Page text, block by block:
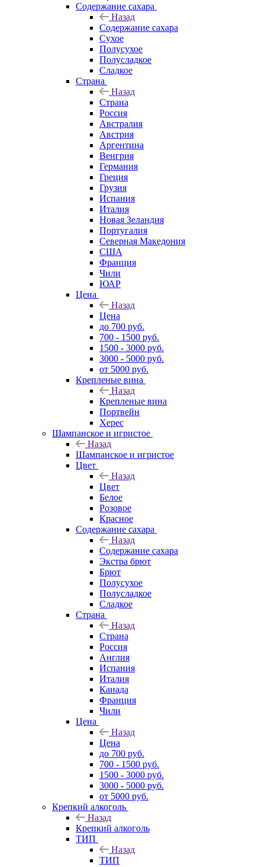
Содержание сахара
Назад
Содержание сахара
Сухое
Полусухое
Полусладкое
Сладкое
Страна
Назад
Страна
Россия
Австралия
Австрия
Аргентина
Венгрия
Германия
Греция
Грузия
Испания
Италия
Новая Зеландия
Португалия
Северная Македония
США
Франция
Чили
ЮАР
Цена
Назад
Цена
до 700 руб.
700 - 1500 руб.
1500 - 3000 руб.
3000 - 5000 руб.
от 5000 руб.
Крепленые вина
Назад
Крепленые вина
Портвейн
Херес
Шампанское и игристое
Назад
Шампанское и игристое
Цвет
Назад
Цвет
Белое
Розовое
Красное
Содержание сахара
Назад
Содержание сахара
Экстра брют
Брют
Полусухое
Полусладкое
Сладкое
Страна
Назад
Страна
Россия
Англия
Испания
Италия
Канада
Франция
Чили
Цена
Назад
Цена
до 700 руб.
700 - 1500 руб.
1500 - 3000 руб.
3000 - 5000 руб.
от 5000 руб.
Крепкий алкоголь
Назад
Крепкий алкоголь
ТИП
Назад
ТИП